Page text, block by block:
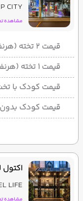
CITY
مشاهده
قیمت 2 تخته (هرنفر)
قیمت 1 تخته (هرنفر)
قیمت کودک با
قیمت کودک
اکتول
LIFE